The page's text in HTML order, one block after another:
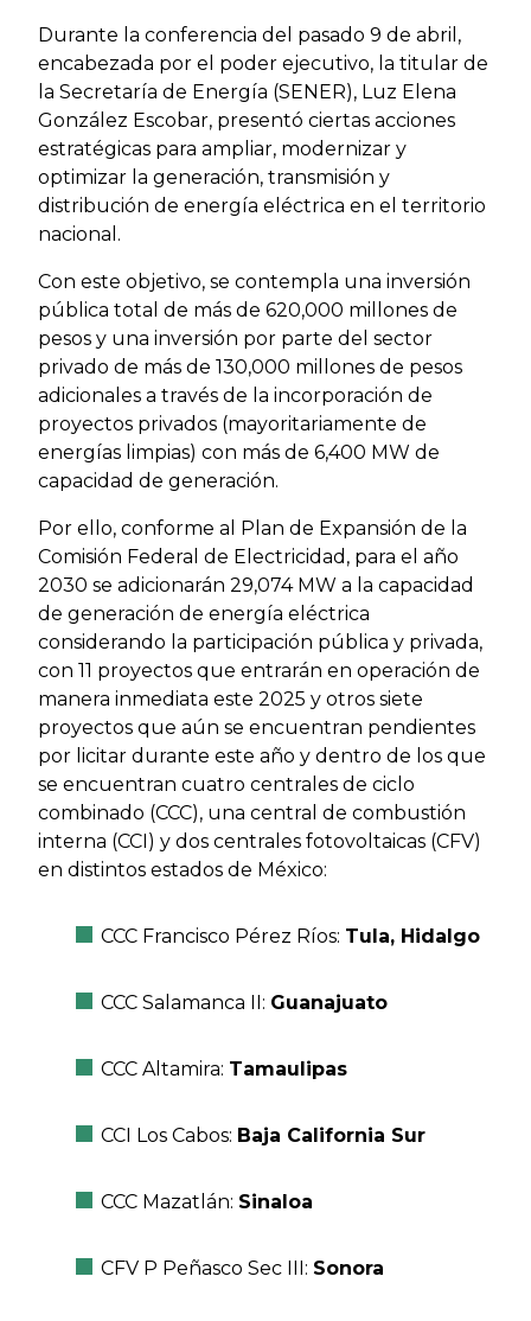
Durante la conferencia del pasado 9 de abril,
encabezada por el poder ejecutivo, la titular de
la Secretaría de Energía (SENER), Luz Elena
González Escobar, presentó ciertas acciones
estratégicas para ampliar, modernizar y
optimizar la generación, transmisión y
distribución de energía eléctrica en el territorio
nacional.
Con este objetivo, se contempla una inversión
pública total de más de 620,000 millones de
pesos y una inversión por parte del sector
privado de más de 130,000 millones de pesos
adicionales a través de la incorporación de
proyectos privados (mayoritariamente de
energías limpias) con más de 6,400 MW de
capacidad de generación.
Por ello, conforme al Plan de Expansión de la
Comisión Federal de Electricidad, para el año
2030 se adicionarán 29,074 MW a la capacidad
de generación de energía eléctrica
considerando la participación pública y privada,
con 11 proyectos que entrarán en operación de
manera inmediata este 2025 y otros siete
proyectos que aún se encuentran pendientes
por licitar durante este año y dentro de los que
se encuentran cuatro centrales de ciclo
combinado (CCC), una central de combustión
interna (CCI) y dos centrales fotovoltaicas (CFV)
en distintos estados de México:
CCC Francisco Pérez Ríos: Tula, Hidalgo
CCC Salamanca II: Guanajuato
CCC Altamira: Tamaulipas
CCI Los Cabos: Baja California Sur
CCC Mazatlán: Sinaloa
CFV P Peñasco Sec III: Sonora